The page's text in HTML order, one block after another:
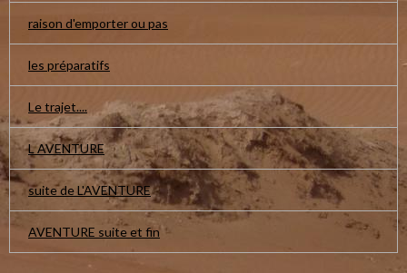
raison d'emporter ou pas
les préparatifs
Le trajet....
L AVENTURE
suite de L'AVENTURE
AVENTURE suite et fin